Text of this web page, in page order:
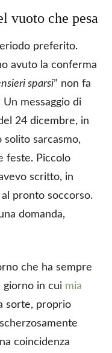
vuoto che pesa
preferito.
avuto la conferma
sparsi” non fa
messaggio di
24 dicembre, in
sarcasmo,
feste. Piccolo
scritto, in
pronto soccorso.
domanda,
che ha sempre
giorno in cui mia
sorte, proprio
coincidenza